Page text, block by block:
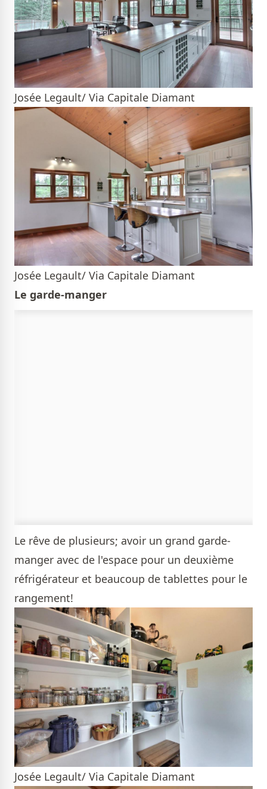
Josée Legault/ Via Capitale Diamant
Josée Legault/ Via Capitale Diamant
Le garde-manger
Le rêve de plusieurs; avoir un grand garde-
manger avec de l'espace pour un deuxième
réfrigérateur et beaucoup de tablettes pour le
rangement!
Josée Legault/ Via Capitale Diamant